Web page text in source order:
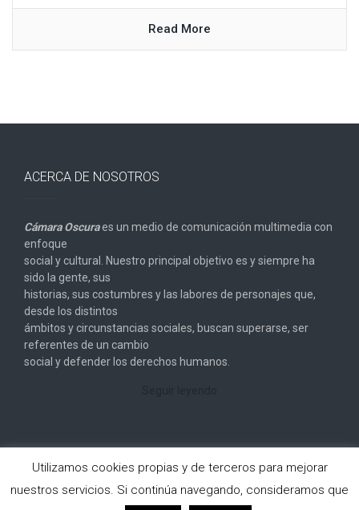
Read More
ACERCA DE NOSOTROS
Cámara Oscuraes un medio de comunicación multimedia con
enfoque
social y cultural. Nuestro principal objetivo es y siempre ha
sido la gente, sus
historias, sus costumbres y las labores de personajes que,
desde los distintos
ámbitos y circunstancias sociales, buscan superarse, ser
referentes de un cambio
social y defender los derechos humanos.
Copyright © 2026Cámara Oscura. All rights reserved.
Utilizamos cookies propias y de terceros para mejorar
nuestros servicios. Si continúa navegando, consideramos que